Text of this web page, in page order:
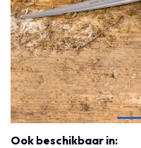
Ook beschikbaar in: